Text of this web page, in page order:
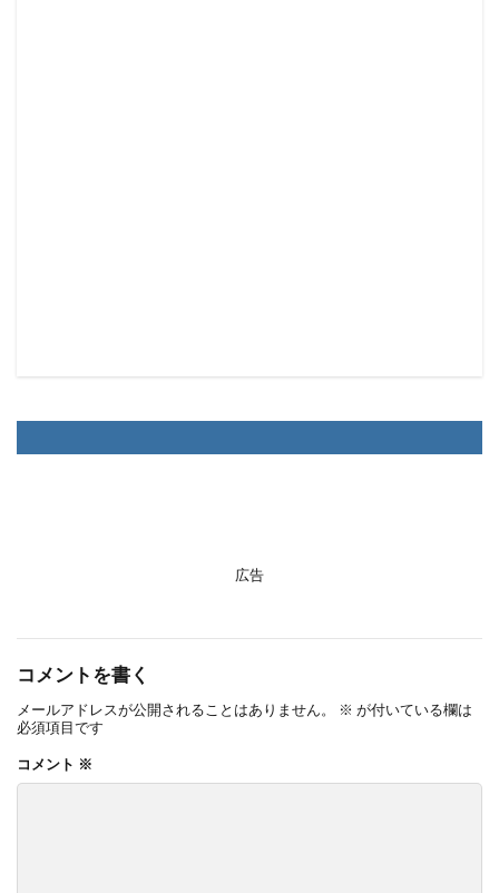
広告
コメントを書く
メールアドレスが公開されることはありません。 ※ が付いている欄は
必須項目です
コメント ※